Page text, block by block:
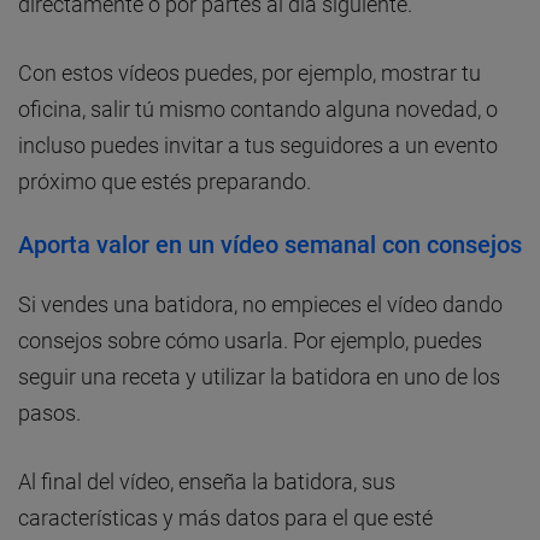
Con estos vídeos puedes, por ejemplo, mostrar tu
oficina, salir tú mismo contando alguna novedad, o
incluso puedes invitar a tus seguidores a un evento
próximo que estés preparando.
Aporta valor en un vídeo semanal con consejos
Si vendes una batidora, no empieces el vídeo dando
consejos sobre cómo usarla. Por ejemplo, puedes
seguir una receta y utilizar la batidora en uno de los
pasos.
Al final del vídeo, enseña la batidora, sus
características y más datos para el que esté